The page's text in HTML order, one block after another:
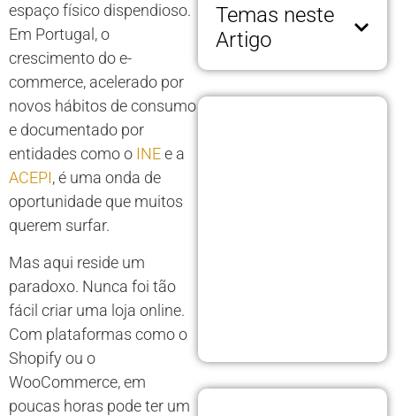
espaço físico dispendioso.
Em Portugal, o
crescimento do e-
commerce, acelerado por
novos hábitos de consumo
e documentado por
entidades como o INEe a
ACEPI, é uma onda de
oportunidade que muitos
querem surfar.
Mas aqui reside um
paradoxo. Nunca foi tão
fácil criar uma loja online.
Com plataformas como o
Shopify ou o
WooCommerce, em
poucas horas pode ter um
Temas neste
Artigo